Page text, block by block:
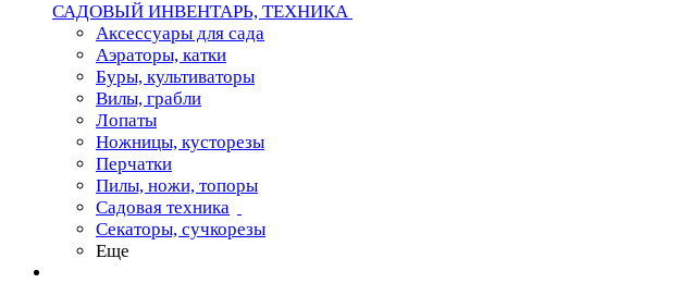
САДОВЫЙ ИНВЕНТАРЬ, ТЕХНИКА
Аксессуары для сада
Аэраторы, катки
Буры, культиваторы
Вилы, грабли
Лопаты
Ножницы, кусторезы
Перчатки
Пилы, ножи, топоры
Садовая техника
Секаторы, сучкорезы
Еще